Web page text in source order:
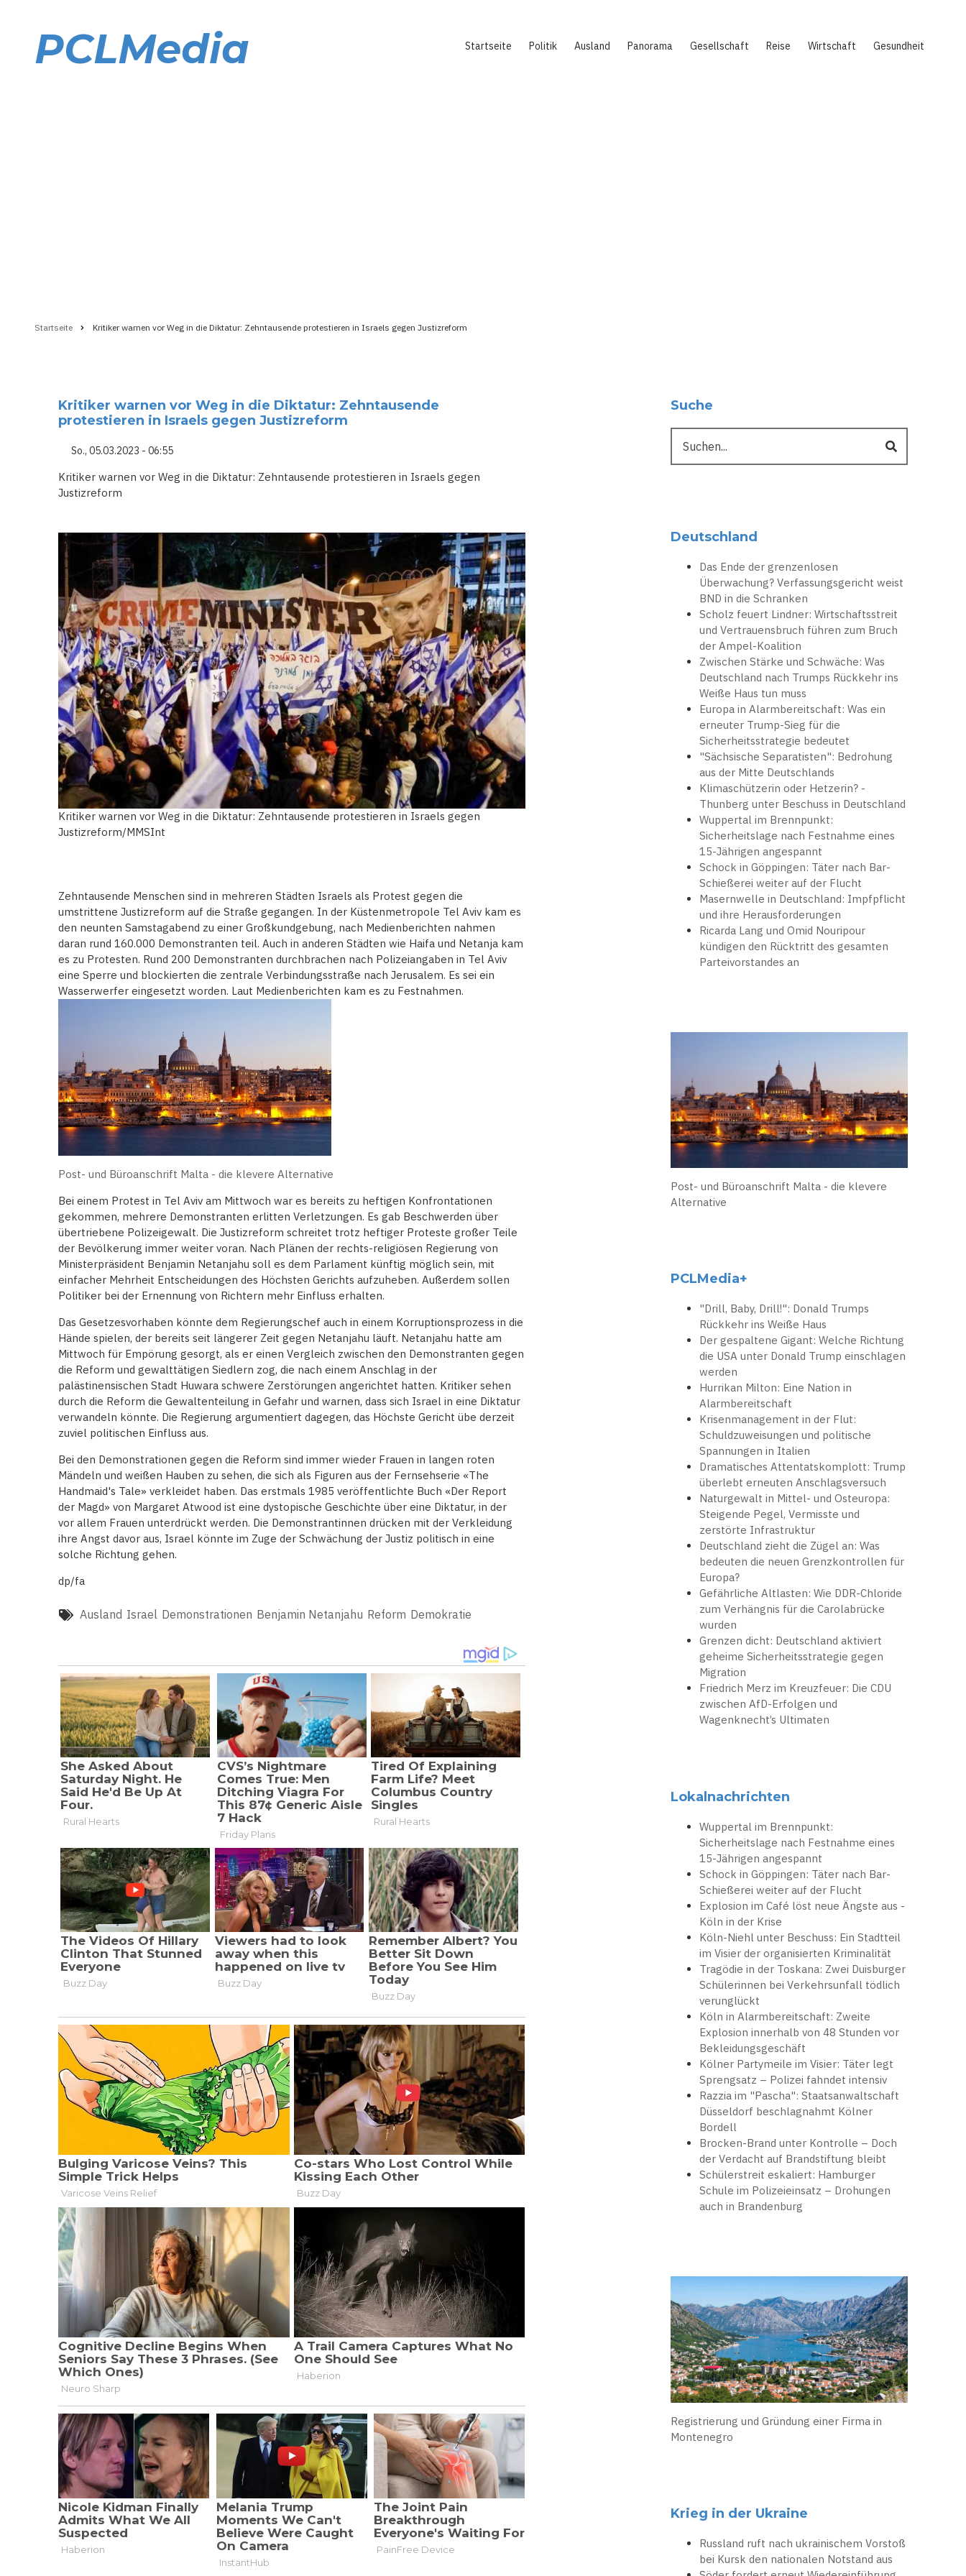
PCLMedia Startseite Politik Ausland Panorama Gesellschaft Reise Wirtschaft Gesundheit
Startseite Kritiker warnen vor Weg in die Diktatur: Zehntausende protestieren in Israels gegen Justizreform
Kritiker warnen vor Weg in die Diktatur: Zehntausende
protestieren in Israels gegen Justizreform
So., 05.03.2023 - 06:55
Kritiker warnen vor Weg in die Diktatur: Zehntausende protestieren in Israels gegen
Justizreform
Kritiker warnen vor Weg in die Diktatur: Zehntausende protestieren in Israels gegen
Justizreform/MMSInt
Zehntausende Menschen sind in mehreren Städten Israels als Protest gegen die
umstrittene Justizreform auf die Straße gegangen. In der Küstenmetropole Tel Aviv kam es
den neunten Samstagabend zu einer Großkundgebung, nach Medienberichten nahmen
daran rund 160.000 Demonstranten teil. Auch in anderen Städten wie Haifa und Netanja kam
es zu Protesten. Rund 200 Demonstranten durchbrachen nach Polizeiangaben in Tel Aviv
eine Sperre und blockierten die zentrale Verbindungsstraße nach Jerusalem. Es sei ein
Wasserwerfer eingesetzt worden. Laut Medienberichten kam es zu Festnahmen.
Post- und Büroanschrift Malta - die klevere Alternative
Bei einem Protest in Tel Aviv am Mittwoch war es bereits zu heftigen Konfrontationen
gekommen, mehrere Demonstranten erlitten Verletzungen. Es gab Beschwerden über
übertriebene Polizeigewalt. Die Justizreform schreitet trotz heftiger Proteste großer Teile
der Bevölkerung immer weiter voran. Nach Plänen der rechts-religiösen Regierung von
Ministerpräsident Benjamin Netanjahu soll es dem Parlament künftig möglich sein, mit
einfacher Mehrheit Entscheidungen des Höchsten Gerichts aufzuheben. Außerdem sollen
Politiker bei der Ernennung von Richtern mehr Einfluss erhalten.
Das Gesetzesvorhaben könnte dem Regierungschef auch in einem Korruptionsprozess in die
Hände spielen, der bereits seit längerer Zeit gegen Netanjahu läuft. Netanjahu hatte am
Mittwoch für Empörung gesorgt, als er einen Vergleich zwischen den Demonstranten gegen
die Reform und gewalttätigen Siedlern zog, die nach einem Anschlag in der
palästinensischen Stadt Huwara schwere Zerstörungen angerichtet hatten. Kritiker sehen
durch die Reform die Gewaltenteilung in Gefahr und warnen, dass sich Israel in eine Diktatur
verwandeln könnte. Die Regierung argumentiert dagegen, das Höchste Gericht übe derzeit
zuviel politischen Einfluss aus.
Bei den Demonstrationen gegen die Reform sind immer wieder Frauen in langen roten
Mändeln und weißen Hauben zu sehen, die sich als Figuren aus der Fernsehserie «The
Handmaid's Tale» verkleidet haben. Das erstmals 1985 veröffentlichte Buch «Der Report
der Magd» von Margaret Atwood ist eine dystopische Geschichte über eine Diktatur, in der
vor allem Frauen unterdrückt werden. Die Demonstrantinnen drücken mit der Verkleidung
ihre Angst davor aus, Israel könnte im Zuge der Schwächung der Justiz politisch in eine
solche Richtung gehen.
dp/fa
Ausland Israel Demonstrationen Benjamin Netanjahu Reform Demokratie
Suche
Deutschland
Das Ende der grenzenlosen
Überwachung? Verfassungsgericht weist
BND in die Schranken
Scholz feuert Lindner: Wirtschaftsstreit
und Vertrauensbruch führen zum Bruch
der Ampel-Koalition
Zwischen Stärke und Schwäche: Was
Deutschland nach Trumps Rückkehr ins
Weiße Haus tun muss
Europa in Alarmbereitschaft: Was ein
erneuter Trump-Sieg für die
Sicherheitsstrategie bedeutet
"Sächsische Separatisten": Bedrohung
aus der Mitte Deutschlands
Klimaschützerin oder Hetzerin? -
Thunberg unter Beschuss in Deutschland
Wuppertal im Brennpunkt:
Sicherheitslage nach Festnahme eines
15-Jährigen angespannt
Schock in Göppingen: Täter nach Bar-
Schießerei weiter auf der Flucht
Masernwelle in Deutschland: Impfpflicht
und ihre Herausforderungen
Ricarda Lang und Omid Nouripour
kündigen den Rücktritt des gesamten
Parteivorstandes an
Post- und Büroanschrift Malta - die klevere
Alternative
PCLMedia+
"Drill, Baby, Drill!": Donald Trumps
Rückkehr ins Weiße Haus
Der gespaltene Gigant: Welche Richtung
die USA unter Donald Trump einschlagen
werden
Hurrikan Milton: Eine Nation in
Alarmbereitschaft
Krisenmanagement in der Flut:
Schuldzuweisungen und politische
Spannungen in Italien
Dramatisches Attentatskomplott: Trump
überlebt erneuten Anschlagsversuch
Naturgewalt in Mittel- und Osteuropa:
Steigende Pegel, Vermisste und
zerstörte Infrastruktur
Deutschland zieht die Zügel an: Was
bedeuten die neuen Grenzkontrollen für
Europa?
Gefährliche Altlasten: Wie DDR-Chloride
zum Verhängnis für die Carolabrücke
wurden
Grenzen dicht: Deutschland aktiviert
geheime Sicherheitsstrategie gegen
Migration
Friedrich Merz im Kreuzfeuer: Die CDU
zwischen AfD-Erfolgen und
Wagenknecht’s Ultimaten
Lokalnachrichten
Wuppertal im Brennpunkt:
Sicherheitslage nach Festnahme eines
15-Jährigen angespannt
Schock in Göppingen: Täter nach Bar-
Schießerei weiter auf der Flucht
Explosion im Café löst neue Ängste aus -
Köln in der Krise
Köln-Niehl unter Beschuss: Ein Stadtteil
im Visier der organisierten Kriminalität
Tragödie in der Toskana: Zwei Duisburger
Schülerinnen bei Verkehrsunfall tödlich
verunglückt
Köln in Alarmbereitschaft: Zweite
Explosion innerhalb von 48 Stunden vor
Bekleidungsgeschäft
Kölner Partymeile im Visier: Täter legt
Sprengsatz – Polizei fahndet intensiv
Razzia im "Pascha": Staatsanwaltschaft
Düsseldorf beschlagnahmt Kölner
Bordell
Brocken-Brand unter Kontrolle – Doch
der Verdacht auf Brandstiftung bleibt
Schülerstreit eskaliert: Hamburger
Schule im Polizeieinsatz – Drohungen
auch in Brandenburg
Registrierung und Gründung einer Firma in
Montenegro
Krieg in der Ukraine
Russland ruft nach ukrainischem Vorstoß
bei Kursk den nationalen Notstand aus